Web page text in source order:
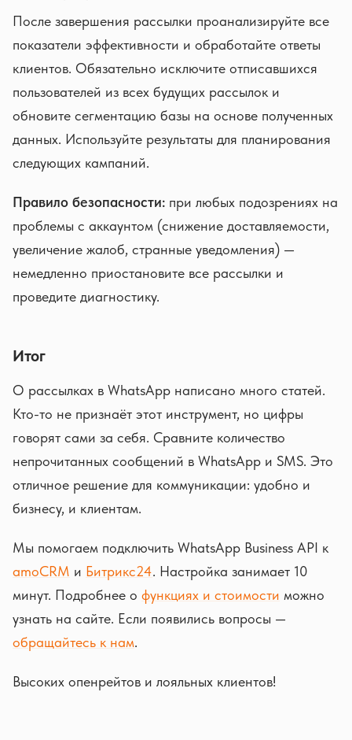
После завершения рассылки проанализируйте все
показатели эффективности и обработайте ответы
клиентов. Обязательно исключите отписавшихся
пользователей из всех будущих рассылок и
обновите сегментацию базы на основе полученных
данных. Используйте результаты для планирования
следующих кампаний.
Правило безопасности: при любых подозрениях на
проблемы с аккаунтом (снижение доставляемости,
увеличение жалоб, странные уведомления) —
немедленно приостановите все рассылки и
проведите диагностику.
Итог
О рассылках в WhatsApp написано много статей.
Кто-то не признаёт этот инструмент, но цифры
говорят сами за себя. Сравните количество
непрочитанных сообщений в WhatsApp и SMS. Это
отличное решение для коммуникации: удобно и
бизнесу, и клиентам.
Мы помогаем подключить WhatsApp Business API к
amoCRM и Битрикс24. Настройка занимает 10
минут. Подробнее о функциях и стоимости можно
узнать на сайте. Если появились вопросы —
обращайтесь к нам.
Высоких опенрейтов и лояльных клиентов!